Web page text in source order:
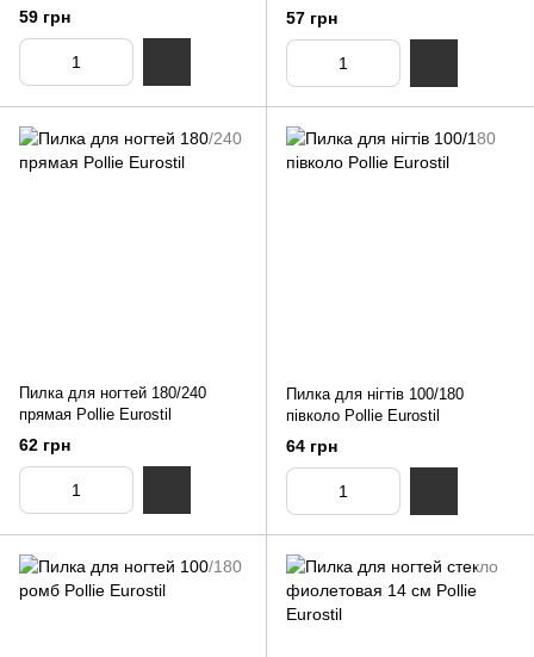
59 грн 57 грн
Пилка для ногтей 180/240
прямая Pollie Eurostil
62 грн
Пилка для нігтів 100/180
півколо Pollie Eurostil
64 грн